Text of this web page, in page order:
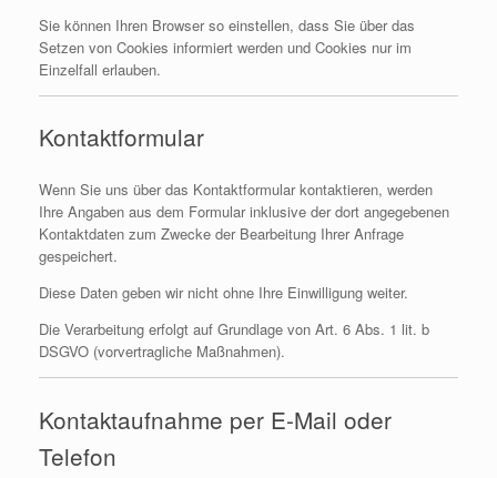
Sie können Ihren Browser so einstellen, dass Sie über das
Setzen von Cookies informiert werden und Cookies nur im
Einzelfall erlauben.
Kontaktformular
Wenn Sie uns über das Kontaktformular kontaktieren, werden
Ihre Angaben aus dem Formular inklusive der dort angegebenen
Kontaktdaten zum Zwecke der Bearbeitung Ihrer Anfrage
gespeichert.
Diese Daten geben wir nicht ohne Ihre Einwilligung weiter.
Die Verarbeitung erfolgt auf Grundlage von Art. 6 Abs. 1 lit. b
DSGVO (vorvertragliche Maßnahmen).
Kontaktaufnahme per E-Mail oder
Telefon